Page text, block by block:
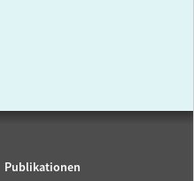
Publikationen